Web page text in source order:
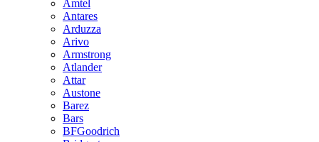
Amtel
Antares
Arduzza
Arivo
Armstrong
Atlander
Attar
Austone
Barez
Bars
BFGoodrich